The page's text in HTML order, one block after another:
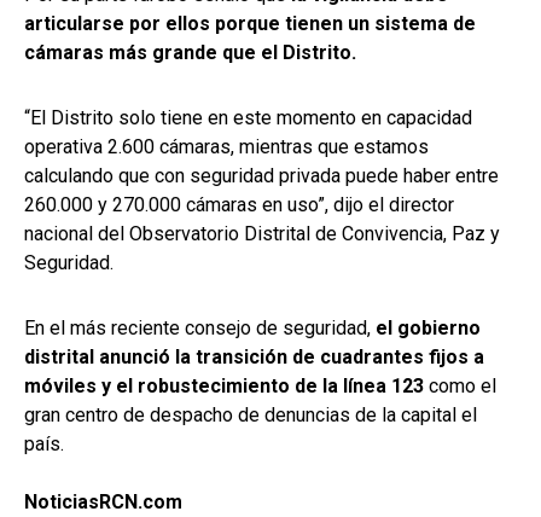
articularse por ellos porque tienen un sistema de
cámaras más grande que el Distrito.
“El Distrito solo tiene en este momento en capacidad
operativa 2.600 cámaras, mientras que estamos
calculando que con seguridad privada puede haber entre
260.000 y 270.000 cámaras en uso”, dijo el director
nacional del Observatorio Distrital de Convivencia, Paz y
Seguridad.
En el más reciente consejo de seguridad, el gobierno
distrital anunció la transición de cuadrantes fijos a
móviles y el robustecimiento de la línea 123 como el
gran centro de despacho de denuncias de la capital el
país.
NoticiasRCN.com